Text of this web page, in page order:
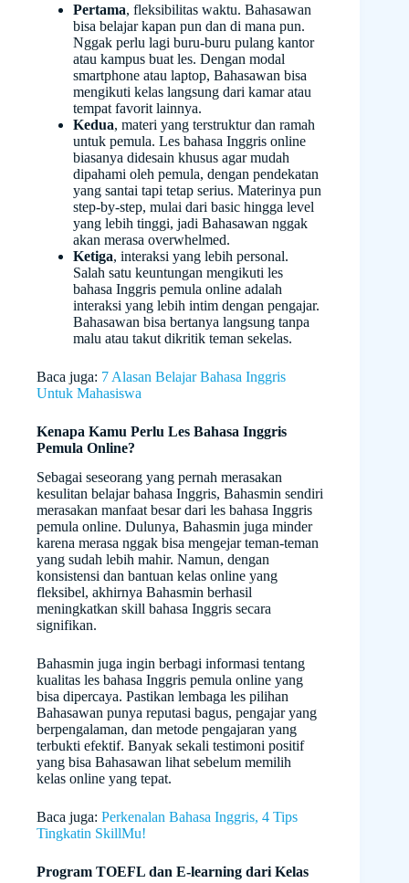
Pertama, fleksibilitas waktu. Bahasawan
bisa belajar kapan pun dan di mana pun.
Nggak perlu lagi buru-buru pulang kantor
atau kampus buat les. Dengan modal
smartphone atau laptop, Bahasawan bisa
mengikuti kelas langsung dari kamar atau
tempat favorit lainnya.
Kedua, materi yang terstruktur dan ramah
untuk pemula. Les bahasa Inggris online
biasanya didesain khusus agar mudah
dipahami oleh pemula, dengan pendekatan
yang santai tapi tetap serius. Materinya pun
step-by-step, mulai dari basic hingga level
yang lebih tinggi, jadi Bahasawan nggak
akan merasa overwhelmed.
Ketiga, interaksi yang lebih personal.
Salah satu keuntungan mengikuti les
bahasa Inggris pemula online adalah
interaksi yang lebih intim dengan pengajar.
Bahasawan bisa bertanya langsung tanpa
malu atau takut dikritik teman sekelas.
Baca juga: 7 Alasan Belajar Bahasa Inggris
Untuk Mahasiswa
Kenapa Kamu Perlu Les Bahasa Inggris
Pemula Online?
Sebagai seseorang yang pernah merasakan
kesulitan belajar bahasa Inggris, Bahasmin sendiri
merasakan manfaat besar dari les bahasa Inggris
pemula online. Dulunya, Bahasmin juga minder
karena merasa nggak bisa mengejar teman-teman
yang sudah lebih mahir. Namun, dengan
konsistensi dan bantuan kelas online yang
fleksibel, akhirnya Bahasmin berhasil
meningkatkan skill bahasa Inggris secara
signifikan.
Bahasmin juga ingin berbagi informasi tentang
kualitas les bahasa Inggris pemula online yang
bisa dipercaya. Pastikan lembaga les pilihan
Bahasawan punya reputasi bagus, pengajar yang
berpengalaman, dan metode pengajaran yang
terbukti efektif. Banyak sekali testimoni positif
yang bisa Bahasawan lihat sebelum memilih
kelas online yang tepat.
Baca juga: Perkenalan Bahasa Inggris, 4 Tips
Tingkatin SkillMu!
Program TOEFL dan E-learning dari Kelas